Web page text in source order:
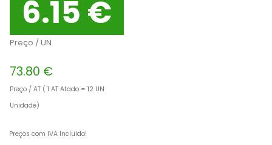
6.15 €
Preço / UN
73.80 €
Preço / AT ( 1 AT Atado = 12 UN
Unidade)
Preços com IVA Incluído!